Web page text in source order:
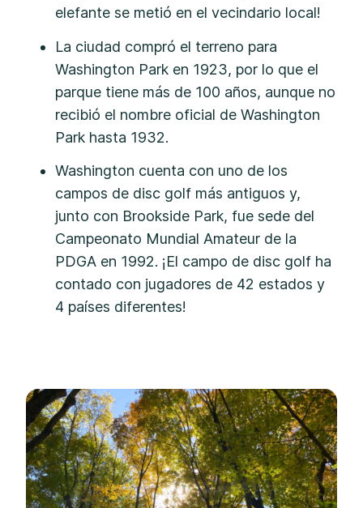
elefante se metió en el vecindario local!
La ciudad compró el terreno para
Washington Park en 1923, por lo que el
parque tiene más de 100 años, aunque no
recibió el nombre oficial de Washington
Park hasta 1932.
Washington cuenta con uno de los
campos de disc golf más antiguos y,
junto con Brookside Park, fue sede del
Campeonato Mundial Amateur de la
PDGA en 1992. ¡El campo de disc golf ha
contado con jugadores de 42 estados y
4 países diferentes!